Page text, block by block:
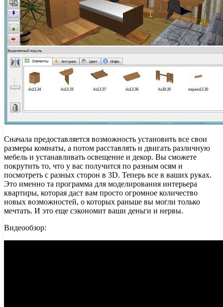
Сначала предоставляется возможность установить все свои
размеры комнаты, а потом расставлять и двигать различную
мебель и устанавливать освещение и декор. Вы сможете
покрутить то, что у вас получится по разным осям и
посмотреть с разных сторон в 3D. Теперь все в ваших руках.
Это именно та программа для моделирования интерьера
квартиры, которая даст вам просто огромное количество
новых возможностей, о которых раньше вы могли только
мечтать. И это еще сэкономит ваши деньги и нервы.
Видеообзор: